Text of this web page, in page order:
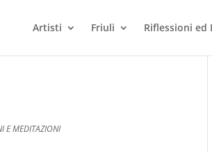
Artisti Friuli Riflessioni ed
E MEDITAZIONI